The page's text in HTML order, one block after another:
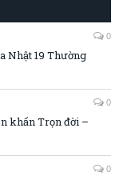
0
Nhật 19 Thường
0
khấn Trọn đời –
0